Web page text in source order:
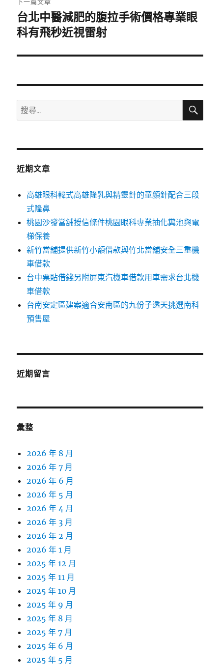
下
一
文
台北中醫減肥的腹拉手術價格專業眼
科有飛秒近視雷射
搜
尋
鍵
搜
近期文章
高雄眼科韓式高雄隆乳與精靈針的童顏針配合三段
式隆鼻
桃園沙發當舖授信條件桃園眼科專業抽化糞池與電
梯保養
新竹當舖提供新竹小額借款與竹北當舖安全三重機
車借款
台中票貼借錢另附屏東汽機車借款用車需求台北機
車借款
台南安定區建案適合安南區的九份子透天挑選南科
預售屋
近期留言
彙整
2026 年 8 月
2026 年 7 月
2026 年 6 月
2026 年 5 月
2026 年 4 月
2026 年 3 月
2026 年 2 月
2026 年 1 月
2025 年 12 月
2025 年 11 月
2025 年 10 月
2025 年 9 月
2025 年 8 月
2025 年 7 月
2025 年 6 月
2025 年 5 月